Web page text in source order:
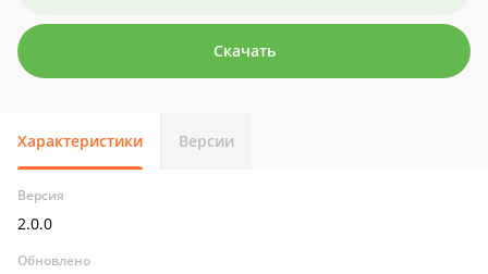
Скачать
Характеристики Версии
Версия
2.0.0
Обновлено